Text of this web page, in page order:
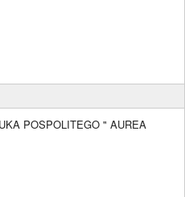
POSPOLITEGO " AUREA